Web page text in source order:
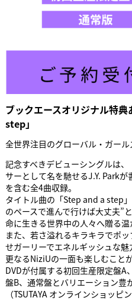
ブックエースオリジナル特
step」
全世界注目のグローバル・ガール
記念すべきデビューシングルは
サーとして名を馳せるJ.Y. Park
を含む全4曲収録。
タイトル曲の「Step and a step
のペースで進んで行けば大丈夫”
命に生きる世界中の人々へ贈る温
また、若さ溢れるキラキラでポ
せガーリーでエネルギッシュな魅
更なるNiziUの一面も楽しむこと
DVDが付属する初回生産限定盤
盤B、通常盤とバリエーション豊
（TSUTAYA オンラインショッピ